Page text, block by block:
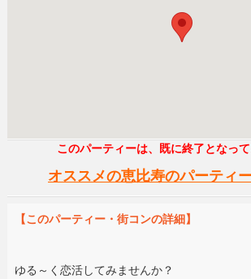
このパーティーは、既に終了となって
オススメの恵比寿のパーティ
【このパーティー・街コンの詳細】
ゆる～く恋活してみませんか？